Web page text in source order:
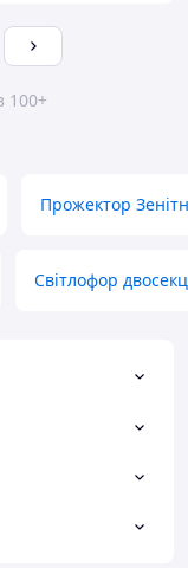
100+
Прожектор
Світлофор